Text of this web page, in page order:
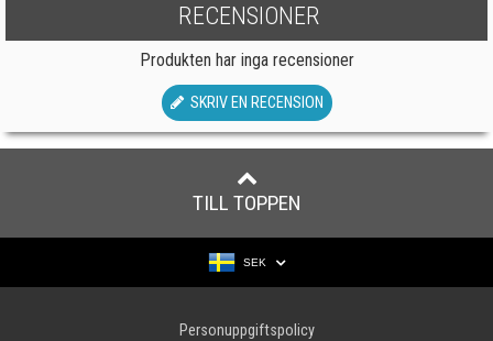
RECENSIONER
Produkten har inga recensioner
SKRIV EN RECENSION
TILL TOPPEN
SEK
Personuppgiftspolicy